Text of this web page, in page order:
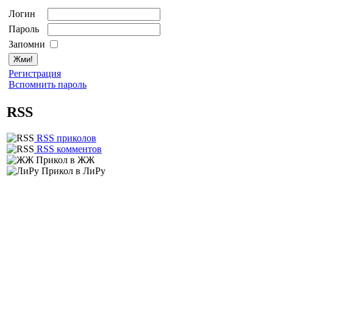
Логин
Пароль
Запомни
Регистрация
Вспомнить пароль
RSS
RSS приколов
RSS комментов
Прикол в ЖЖ
Прикол в ЛиРу